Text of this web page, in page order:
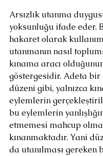
Arsızlık utanma
yoksunluğu ifade eder.
hakaret olarak
utanmanın nasıl
kınama aracı
göstergesidir. Adeta bir
düzeni gibi, yalnızca
eylemlerin
bu eylemlerin
etmemesi mahcup
kınanmaktadır. Yani
da utanılması gereken